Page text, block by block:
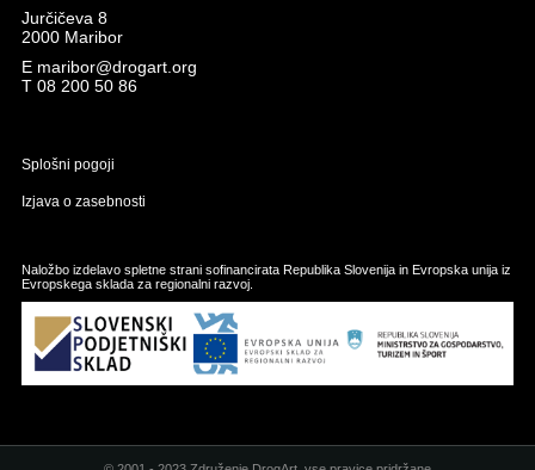
Jurčičeva 8
2000 Maribor
E maribor@drogart.org
T 08 200 50 86
Splošni pogoji
Izjava o zasebnosti
Naložbo izdelavo spletne strani sofinancirata Republika Slovenija in Evropska unija iz
Evropskega sklada za regionalni razvoj.